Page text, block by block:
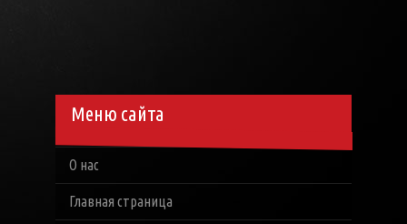
Меню сайта
О нас
Главная страница